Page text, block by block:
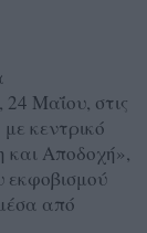
Μαΐου, στις
κεντρικό
και Αποδοχή»,
εκφοβισμού
από